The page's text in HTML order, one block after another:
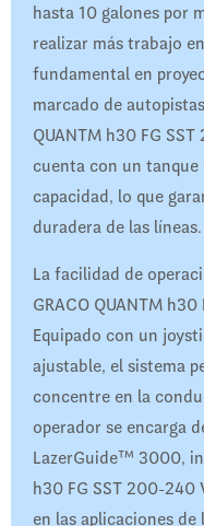
hasta 10 galones por
realizar más trabajo
fundamental en
marcado de
QUANTM h30 FG
cuenta con un tanque
capacidad, lo que
duradera de las líneas.
La facilidad de
GRACO QUANTM
Equipado con un
ajustable, el sistema
concentre en la
operador se encarga
LazerGuide™ 3000,
h30 FG SST 200-240
en las aplicaciones